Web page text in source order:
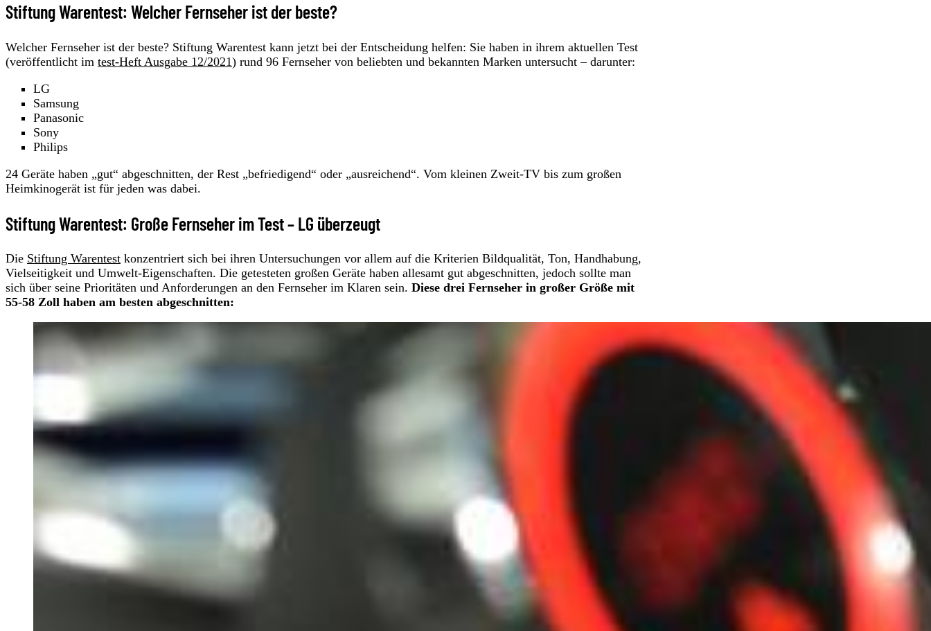
Stiftung Warentest: Welcher Fernseher ist der beste?
Welcher Fernseher ist der beste? Stiftung Warentest kann jetzt bei der Entscheidung helfen: Sie haben in ihrem aktuellen Test
(veröffentlicht im test-Heft Ausgabe 12/2021) rund 96 Fernseher von beliebten und bekannten Marken untersucht – darunter:
LG
Samsung
Panasonic
Sony
Philips
24 Geräte haben „gut“ abgeschnitten, der Rest „befriedigend“ oder „ausreichend“. Vom kleinen Zweit-TV bis zum großen
Heim­kinogerät ist für jeden was dabei.
Stiftung Warentest: Große Fernseher im Test – LG überzeugt
Die Stiftung Warentest konzentriert sich bei ihren Untersuchungen vor allem auf die Kriterien Bild­qualität, Ton, Hand­habung,
Vielseitig­keit und Umwelt­-Eigenschaften. Die getesteten großen Geräte haben allesamt gut abgeschnitten, jedoch sollte man
sich über seine Prioritäten und Anforderungen an den Fernseher im Klaren sein. Diese drei Fernseher in großer Größe mit
55-58 Zoll haben am besten abgeschnitten: